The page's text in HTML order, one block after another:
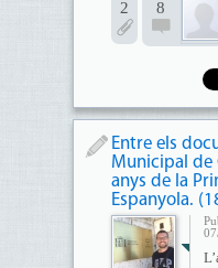
2 8
Entre els
Municipal de
anys de la
Espanyola.